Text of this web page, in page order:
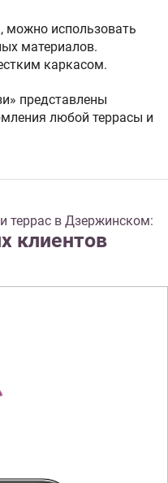
можно использовать
материалов.
каркасом.
представлены
любой террасы и
террас в Дзержинском:
клиентов